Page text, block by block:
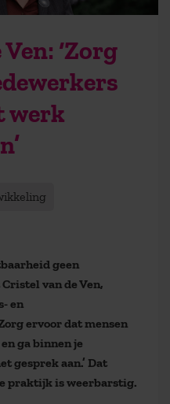
‘Zorg
werk
geen
van de Ven,
en
ervoor dat mensen
ga binnen je
gesprek aan.’ Dat
praktijk is weerbarstig.